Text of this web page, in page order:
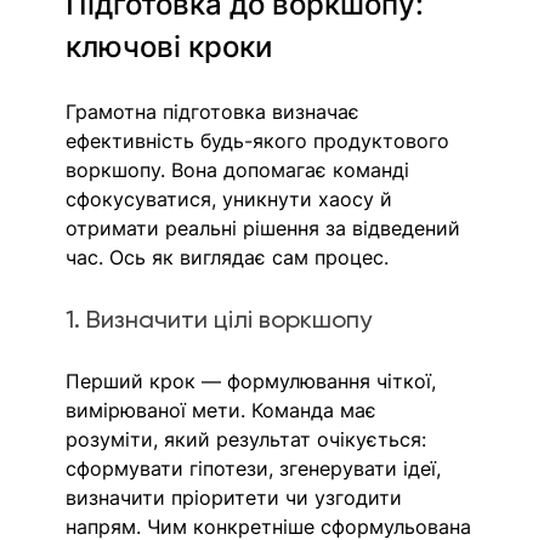
ключові кроки
Грамотна підготовка визначає
ефективність будь-якого продуктового
воркшопу. Вона допомагає команді
сфокусуватися, уникнути хаосу й
отримати реальні рішення за відведений
час. Ось як виглядає сам процес.
1. Визначити цілі воркшопу
Перший крок — формулювання чіткої,
вимірюваної мети. Команда має
розуміти, який результат очікується:
сформувати гіпотези, згенерувати ідеї,
визначити пріоритети чи узгодити
напрям. Чим конкретніше сформульована